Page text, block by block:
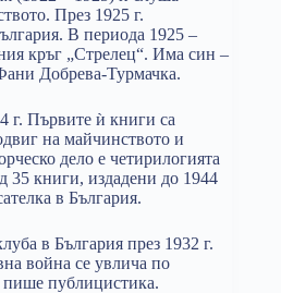
През 1925 г.
В периода 1925 –
кръг „Стрелец“. Има син –
Добрева-Турмачка.
г. Първите ѝ книги са
на майчинството и
дело е четирилогията
35 книги, издадени до 1944
в България.
в България през 1932 г.
война се увлича по
публицистика.